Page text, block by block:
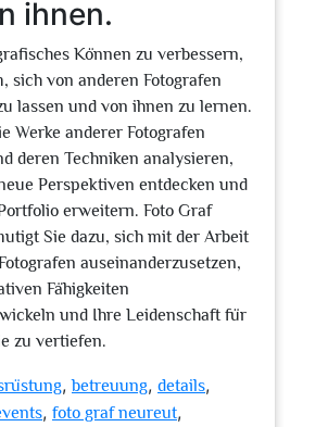
ihnen.
Können zu verbessern,
sich von anderen Fotografen
lassen und von ihnen zu lernen.
Werke anderer Fotografen
deren Techniken analysieren,
Perspektiven entdecken und
erweitern. Foto Graf
Sie dazu, sich mit der Arbeit
auseinanderzusetzen,
Fähigkeiten
und Ihre Leidenschaft für
zu vertiefen.
,betreuung, details,
, foto graf neureut,